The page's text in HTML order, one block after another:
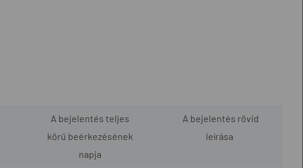
A bejelentés teljes
körű beérkezésének
napja
A bejelentés rövid
leírása